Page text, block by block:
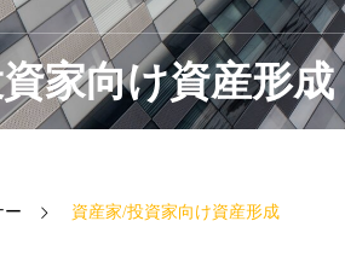
家向け資産形成
ー 資産家/投資家向け資産形成